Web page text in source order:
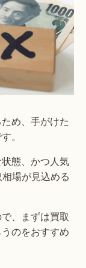
め、手がけた
。
態、かつ人気
場が見込める
、まずは買取
のをおすすめ